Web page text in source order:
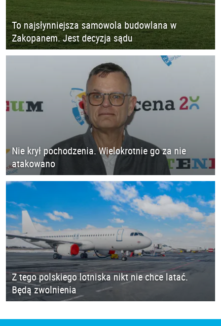
To najsłynniejsza samowola budowlana w
Zakopanem. Jest decyzja sądu
Nie krył pochodzenia. Wielokrotnie go za nie
atakowano
Z tego polskiego lotniska nikt nie chce latać.
Będą zwolnienia